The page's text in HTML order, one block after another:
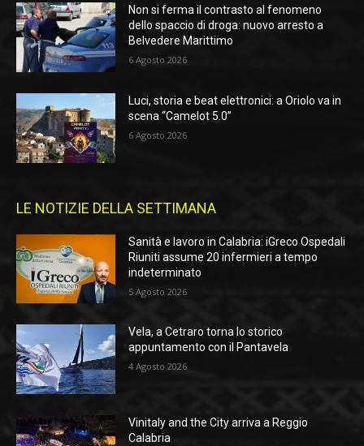
Non si ferma il contrasto al fenomeno
dello spaccio di droga: nuovo arresto a
Belvedere Marittimo
6 Agosto 2026
Luci, storia e beat elettronici: a Oriolo va in
scena “Camelot 5.0”
6 Agosto 2026
LE NOTIZIE DELLA SETTIMANA
Sanità e lavoro in Calabria: iGreco Ospedali
Riuniti assume 20 infermieri a tempo
indeterminato
5 Agosto 2026
Vela, a Cetraro torna lo storico
appuntamento con il Pantavela
4 Agosto 2026
Vinitaly and the City arriva a Reggio
Calabria